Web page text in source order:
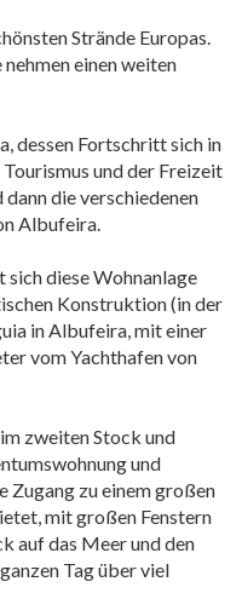
Strände Europas.
einen weiten
dessen Fortschritt sich in
und der Freizeit
die verschiedenen
Albufeira.
sich diese Wohnanlage
Konstruktion (in der
in Albufeira, mit einer
vom Yachthafen von
zweiten Stock und
und
Zugang zu einem großen
mit großen Fenstern
auf das Meer und den
Tag über viel